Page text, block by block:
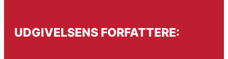
UDGIVELSENS FORFATTERE: